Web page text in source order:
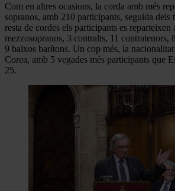
Com en altres ocasions, la corda amb més
sopranos, amb 210 participants, seguida dels
resta de cordes els participants es reparteixen
mezzosopranos, 3 contralts, 11 contratenors,
9 baixos barítons. Un cop més, la nacionalitat
Corea, amb 5 vegades més participants que
25.